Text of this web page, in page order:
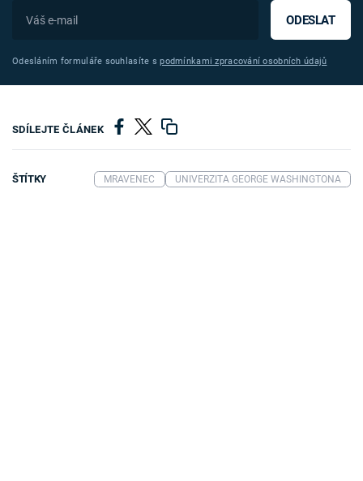
ODESLAT
Odesláním formuláře souhlasíte spodmínkami zpracování osobních údajů
SDÍLEJTE ČLÁNEK
ŠTÍTKY MRAVENEC UNIVERZITA GEORGE WASHINGTONA